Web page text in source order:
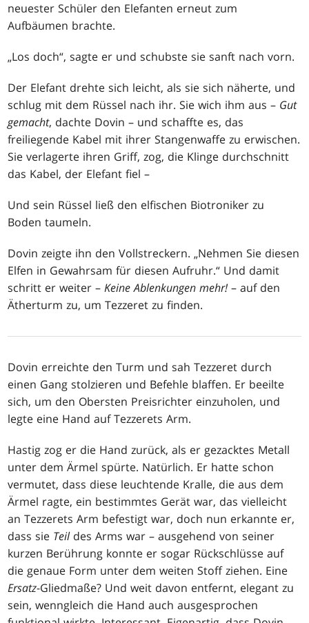
neuester Schüler den Elefanten erneut zum
Aufbäumen brachte.
„Los doch“, sagte er und schubste sie sanft nach vorn.
Der Elefant drehte sich leicht, als sie sich näherte, und
schlug mit dem Rüssel nach ihr. Sie wich ihm aus – Gut
gemacht, dachte Dovin – und schaffte es, das
freiliegende Kabel mit ihrer Stangenwaffe zu erwischen.
Sie verlagerte ihren Griff, zog, die Klinge durchschnitt
das Kabel, der Elefant fiel –
Und sein Rüssel ließ den elfischen Biotroniker zu
Boden taumeln.
Dovin zeigte ihn den Vollstreckern. „Nehmen Sie diesen
Elfen in Gewahrsam für diesen Aufruhr.“ Und damit
schritt er weiter –Keine Ablenkungen mehr!– auf den
Ätherturm zu, um Tezzeret zu finden.
Dovin erreichte den Turm und sah Tezzeret durch
einen Gang stolzieren und Befehle blaffen. Er beeilte
sich, um den Obersten Preisrichter einzuholen, und
legte eine Hand auf Tezzerets Arm.
Hastig zog er die Hand zurück, als er gezacktes Metall
unter dem Ärmel spürte. Natürlich. Er hatte schon
vermutet, dass diese leuchtende Kralle, die aus dem
Ärmel ragte, ein bestimmtes Gerät war, das vielleicht
an Tezzerets Arm befestigt war, doch nun erkannte er,
dass sie Teildes Arms war – ausgehend von seiner
kurzen Berührung konnte er sogar Rückschlüsse auf
die genaue Form unter dem weiten Stoff ziehen. Eine
Ersatz-Gliedmaße? Und weit davon entfernt, elegant zu
sein, wenngleich die Hand auch ausgesprochen